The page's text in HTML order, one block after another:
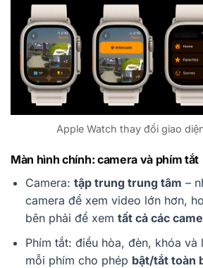
Apple Watch thay đổi giao
Màn hình chính: camera và phím tắt
Camera: tập trung trung tâm –
camera để xem video lớn hơn,
bên phải để xem tất cả các
Phím tắt: điều hòa, đèn, khóa và
mỗi phím cho phép bật/tắt toàn